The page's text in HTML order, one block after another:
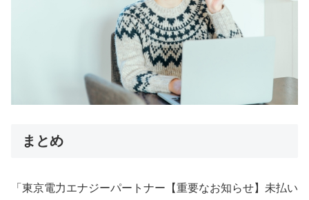
まとめ
「東京電力エナジーパートナー【重要なお知らせ】未払い